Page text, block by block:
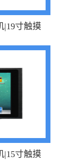
|19寸触摸
|15寸触摸